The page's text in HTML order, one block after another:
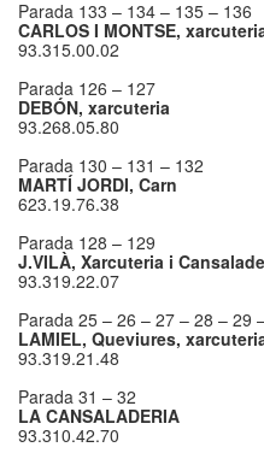
Parada 133 – 134 – 135 – 136
CARLOS I MONTSE,
93.315.00.02
Parada 126 – 127
DEBÓN, xarcuteria
93.268.05.80
Parada 130 – 131 – 132
MARTÍ JORDI, Carn
623.19.76.38
Parada 128 – 129
J.VILÀ, Xarcuteria i
93.319.22.07
Parada 25 – 26 – 27 – 28 – 29
LAMIEL, Queviures,
93.319.21.48
Parada 31 – 32
LA CANSALADERIA
93.310.42.70